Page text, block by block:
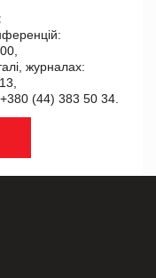
журналах:
(44) 383 50 34.